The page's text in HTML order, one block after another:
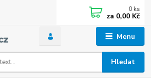
Menu
Hledat
0 ks
za 0,00 Kč